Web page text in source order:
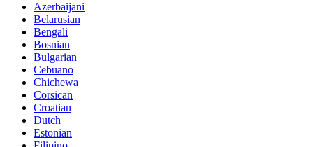
Azerbaijani
Belarusian
Bengali
Bosnian
Bulgarian
Cebuano
Chichewa
Corsican
Croatian
Dutch
Estonian